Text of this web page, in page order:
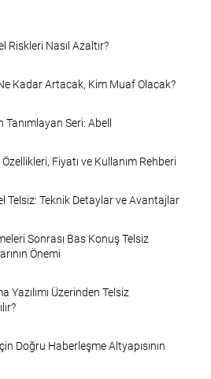
Riskleri Nasıl Azaltır?
Kadar Artacak, Kim Muaf Olacak?
Seri: Abell
Fiyatı ve Kullanım Rehberi
Telsiz: Teknik Detaylar ve Avantajlar
Sonrası Bas Konuş Telsiz
Önemi
Yazılımı Üzerinden Telsiz
Doğru Haberleşme Altyapısının